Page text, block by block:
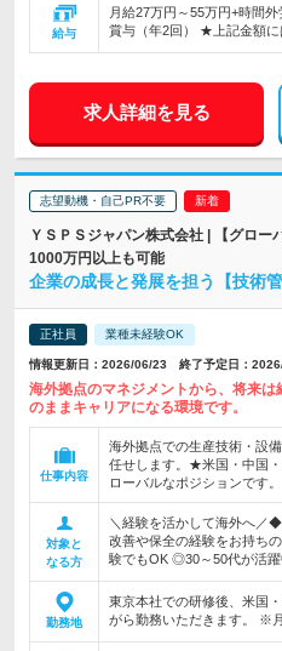
給与
月給27万円～55万円+時間
賞与（年2回） ★上記金額に
求人詳細を見る
志望動機・自己PR不要
ＹＳＰＳジャパン株式会社 | 【グロー
1000万円以上も可能
企業の成長と発展を担う【技術
正社員 業種未経験OK
情報更新日：2026/06/23 終了予定日：
海外拠点のマネジメントから、将来
のままキャリアになる環境です。
仕事内容
海外拠点での生産技術・設
任せします。★米国・中国
ローバルなポジションです。
対象と
なる方
＼経験を活かして海外へ／
改善や保全の経験をお持ち
験でもOK ◎30～50代が活躍
勤務地
東京本社での研修後、米国
がら勤務いただきます。 ※